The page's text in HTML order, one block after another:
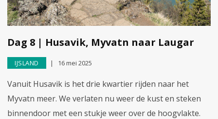
Dag 8 | Husavik, Myvatn naar Laugar
IJSLAND 16 mei 2025
Vanuit Husavik is het drie kwartier rijden naar het
Myvatn meer. We verlaten nu weer de kust en steken
binnendoor met een stukje weer over de hoogvlakte.